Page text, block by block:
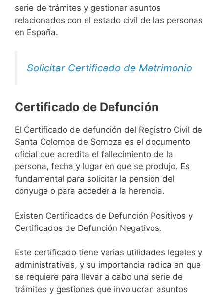
serie de trámites y gestionar asuntos
relacionados con el estado civil de las personas
en España.
Solicitar Certificado de Matrimonio
Certificado de Defunción
El Certificado de defunción del Registro Civil de
Santa Colomba de Somoza es el documento
oficial que acredita el fallecimiento de la
persona, fecha y lugar en que se produjo. Es
fundamental para solicitar la pensión del
cónyuge o para acceder a la herencia.
Existen Certificados de Defunción Positivos y
Certificados de Defunción Negativos.
Este certificado tiene varias utilidades legales y
administrativas, y su importancia radica en que
se requiere para llevar a cabo una serie de
trámites y gestiones que involucran asuntos